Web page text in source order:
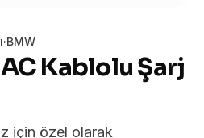
·BMW
Kablolu Şarj
için özel olarak